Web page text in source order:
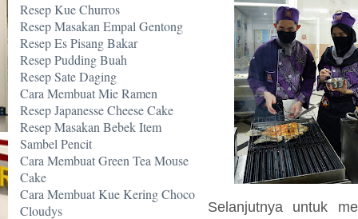
Resep Kue Churros
Resep Masakan Empal Gentong
Resep Es Pisang Bakar
Resep Pudding Buah
Resep Sate Daging
Cara Membuat Mie Ramen
Resep Japanesse Cheese Cake
Resep Masakan Bebek Item
Sambel Pencit
Cara Membuat Green Tea Mouse
Cake
Cara Membuat Kue Kering Choco
Cloudys
Selanjutnya untuk